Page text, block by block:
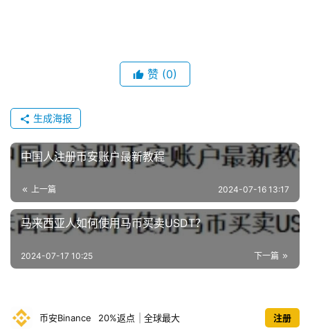
赞 (0)
生成海报
中国人注册币安账户最新教程
上一篇 2024-07-16 13:17
马来西亚人如何使用马币买卖USDT？
下一篇
2024-07-17 10:25
币安Binance 20%返点 全球最大 注册